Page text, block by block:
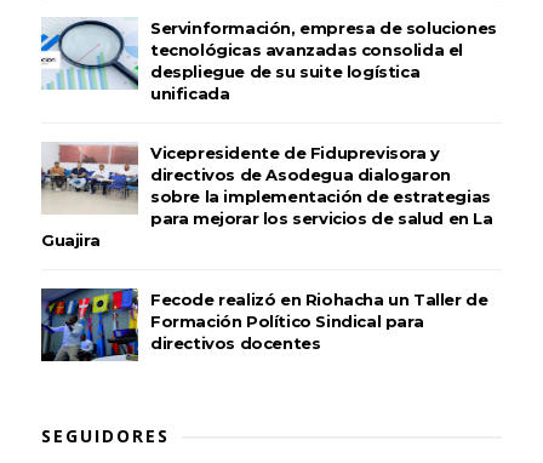
Servinformación, empresa de soluciones
tecnológicas avanzadas consolida el
despliegue de su suite logística
unificada
Vicepresidente de Fiduprevisora y
directivos de Asodegua dialogaron
sobre la implementación de estrategias
para mejorar los servicios de salud en La
Guajira
Fecode realizó en Riohacha un Taller de
Formación Político Sindical para
directivos docentes
SEGUIDORES